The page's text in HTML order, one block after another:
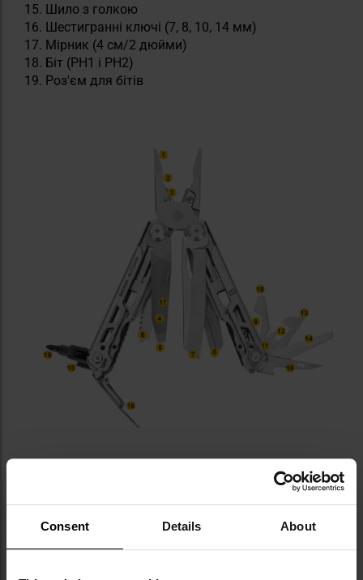
Consent Details About
Шило з голкою
Шестигранні ключі (7, 8, 10, 14 мм)
Мірник (4 см/2 дюйми)
Біт (PH1 і PH2)
Роз'єм для бітів